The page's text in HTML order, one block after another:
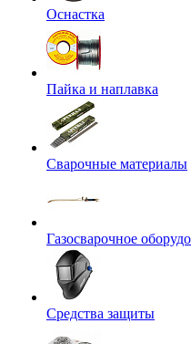
Оснастка
Пайка и наплавка
Сварочные материалы
Газосварочное
Средства защиты